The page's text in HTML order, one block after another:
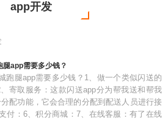
app开发
app需要多少钱？
跑腿app需要多少钱？1、做一个类似闪送的
寄取服务：这款闪送app分为帮我送和帮我
配功能，它会合理的分配到配送人员进行接
付：6、积分商城：7、在线客服：有了在线